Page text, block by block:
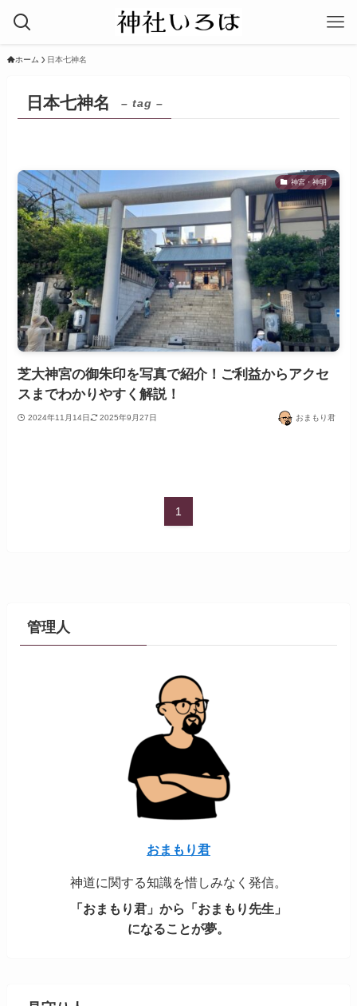
ホーム 日本七神名
日本七神名 – tag –
神宮・神明
芝大神宮の御朱印を写真で紹介！ご利益からアクセ
スまでわかりやすく解説！
2024年11月14日 2025年9月27日 おまもり君
1
管理人
おまもり君
神道に関する知識を惜しみなく発信。
「おまもり君」から「おまもり先生」
になることが夢。